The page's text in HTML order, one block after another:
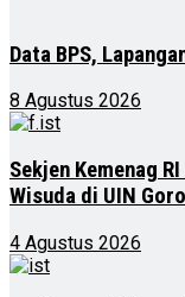
Data BPS,
8 Agustus 2026
Sekjen Kemenag
Wisuda di UIN
4 Agustus 2026